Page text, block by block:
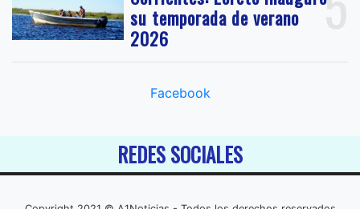
su temporada de verano
2026
Facebook
REDES SOCIALES